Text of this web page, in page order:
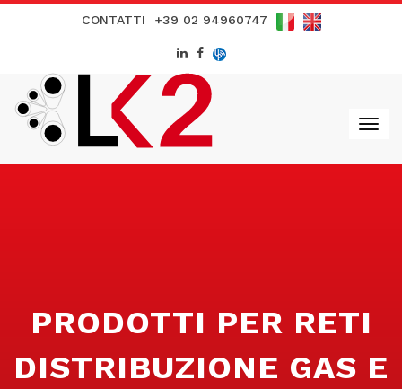
CONTATTI +39 02 94960747
PRODOTTI PER RETI
DISTRIBUZIONE GAS E